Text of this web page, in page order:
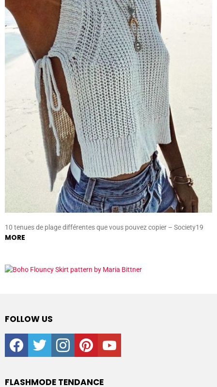
10 tenues de plage différentes que vous pouvez copier – Society19
MORE
FOLLOW US
facebooktwitter instagrampinterestyoutube
FLASHMODE TENDANCE